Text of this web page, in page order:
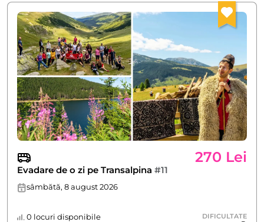
270 Lei
Evadare de o zi pe Transalpina #11
sâmbătă, 8 august 2026
0 locuri disponibile DIFICULTATE